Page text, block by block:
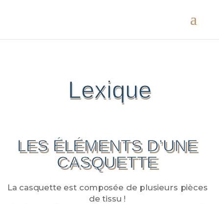
Lexique
LES ÉLÉMENTS D’UNE
CASQUETTE
La casquette est composée de plusieurs pièces
de tissu !